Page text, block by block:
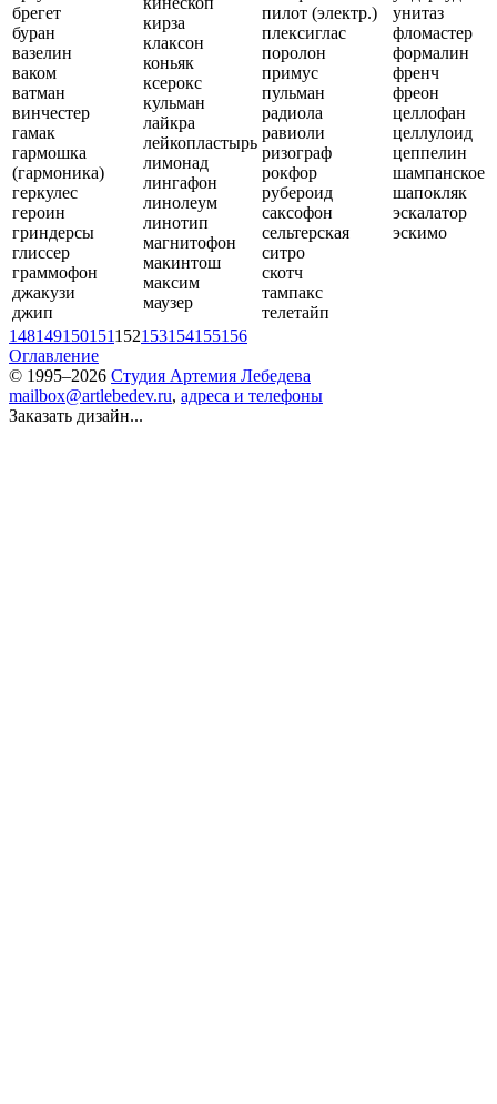
брегет
буран
вазелин
ваком
ватман
винчестер
гамак
гармошка
(гармоника)
геркулес
героин
гриндерсы
глиссер
граммофон
джакузи
джип
кирза
клаксон
коньяк
ксерокс
кульман
лайкра
лейкопластырь
лимонад
лингафон
линолеум
линотип
магнитофон
макинтош
максим
маузер
пилот (электр.)
плексиглас
поролон
примус
пульман
радиола
равиоли
ризограф
рокфор
рубероид
саксофон
сельтерская
ситро
скотч
тампакс
телетайп
унитаз
фломастер
формалин
френч
фреон
целлофан
целлулоид
цеппелин
шампанское
шапокляк
эскалатор
эскимо
148149150151152153154155156
Оглавление
© 1995–2026 Студия Артемия Лебедева
mailbox@artlebedev.ru, адреса и телефоны
Заказать дизайн...